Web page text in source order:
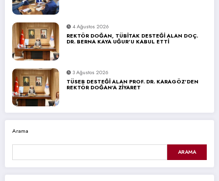
4 Ağustos 2026
REKTÖR DOĞAN, TÜBİTAK DESTEĞİ ALAN DOÇ.
DR. BERNA KAYA UĞUR’U KABUL ETTİ
3 Ağustos 2026
TÜSEB DESTEĞİ ALAN PROF. DR. KARAGÖZ’DEN
REKTÖR DOĞAN’A ZİYARET
Arama
ARAMA